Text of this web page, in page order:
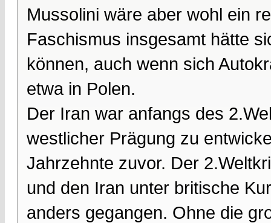
Mussolini wäre aber wohl ein
Faschismus insgesamt hätte
können, auch wenn sich
etwa in Polen.
Der Iran war anfangs des
westlicher Prägung zu
Jahrzehnte zuvor. Der
und den Iran unter britische
anders gegangen. Ohne die